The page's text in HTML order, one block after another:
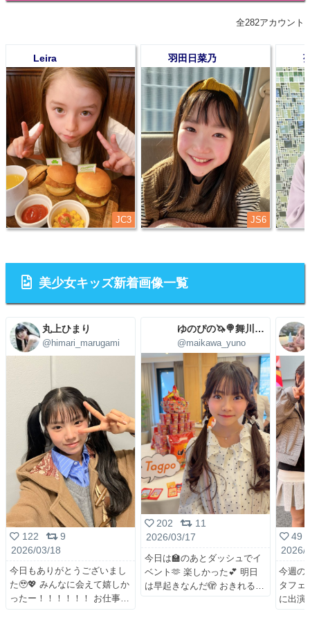
全282アカウント
Leira
JC3
羽田日菜乃
JS6
美少女キッズ新着画像一覧
丸上ひまり
@himari_marugami
122
9
2026/03/18
今日もありがとうございまし
た🥹💖 みんなに会えて嬉しか
ったー！！！！！！ お仕事
ゆのぴの🦄🍭舞川ゆの🩷4/29(水)㊗5周年LIVE
@maikawa_yuno
202
11
2026/03/17
今日は🏫のあとダッシュでイ
ベント🫶 楽しかった💕 明日
は早起きなんだ🫣 おきれる
49
2026/
今週の
タフェ
に出演